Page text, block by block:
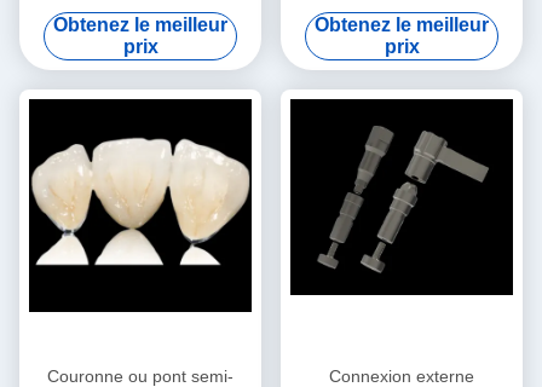
naturel, couronne à contour
complet avec support en
titane
Obtenez le meilleur
prix
interne pour l'implantation de
haute précision
Obtenez le meilleur
prix
Couronne ou pont semi-
Connexion externe